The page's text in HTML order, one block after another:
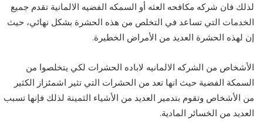
لذلك فان شركه مكافحه العثه أو السمكه الفضيه الالمانية تقدم جميع
الخدمات التي تساعد في التخلص من هذه الحشرة بشكل نهائي، حيث
إن لهذه الحشرة العديد من الأمراض الخطيرة.
الأشخاص من الشركه الالمانيه لاباده الحشرات لكي يتخلصوا من
السمكة الفضية حيث انها تعد من الحشرات التي تثير اشمئزاز الكثير
من الأشخاص وتقوم بتدمير العديد من الأشياء الثمينة لذلك فإنها تسبب
العديد من الخسائر المادية.